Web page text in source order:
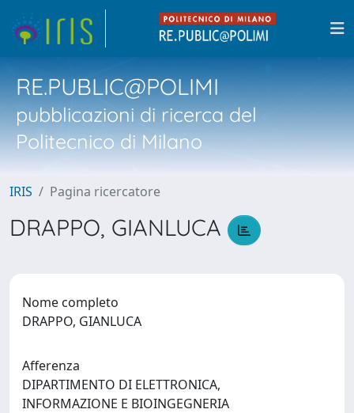
RE.PUBLIC@POLIMI
pubblicazioni di ricerca del
Politecnico di Milano
IRIS Pagina ricercatore
DRAPPO, GIANLUCA
Nome completo
DRAPPO, GIANLUCA
Afferenza
DIPARTIMENTO DI ELETTRONICA,
INFORMAZIONE E BIOINGEGNERIA